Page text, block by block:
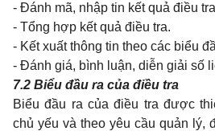
- Đánh mã, nhập tin kết quả điều
- Tổng hợp kết quả điều tra.
- Kết xuất thông tin theo các biểu
- Đánh giá, bình luận, diễn giải số
7.2 Biểu đầu ra của điều tra
Biểu đầu ra của điều tra được
chủ yếu và theo yêu cầu quản lý,